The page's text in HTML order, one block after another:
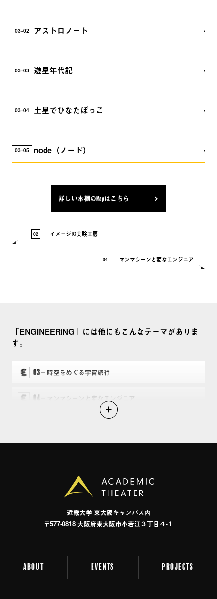
03 02 アストロノート
03 03 遊星年代記
03 04 土星でひなたぼっこ
03 05 node（ノード）
詳しい本棚のMapはこちら
02 イメージの実験工房
04 マンマシーンと変なエンジニア
「ENGINEERING」には他にもこんなテーマがありま
す。
03 時空をめぐる宇宙旅行
04 マンマシーンと変なエンジニア
近畿⼤学 東⼤阪キャンパス内
〒577-0818 ⼤阪府東⼤阪市⼩若江３丁⽬４-１
ABOUT EVENTS PROJECTS